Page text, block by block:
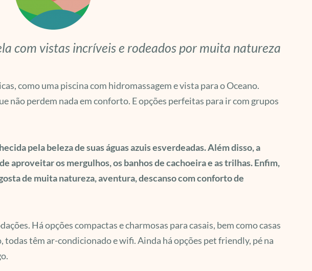
com vistas incríveis e rodeados por muita natureza
como uma piscina com hidromassagem e vista para o Oceano.
não perdem nada em conforto. E opções perfeitas para ir com grupos
pela beleza de suas águas azuis esverdeadas. Além disso, a
aproveitar os mergulhos, os banhos de cachoeira e as trilhas. Enfim,
de muita natureza, aventura, descanso com conforto de
Há opções compactas e charmosas para casais, bem como casas
todas têm ar-condicionado e wifi. Ainda há opções pet friendly, pé na